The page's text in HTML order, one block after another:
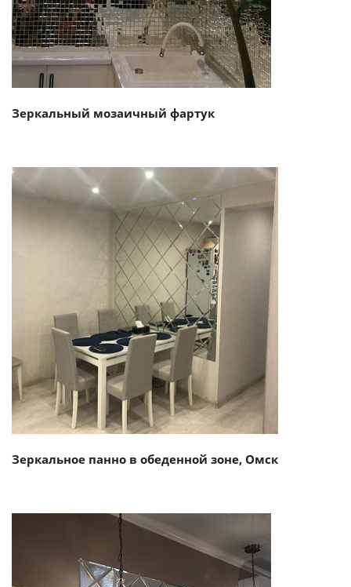
Зеркальный мозаичный фартук
Смотреть проект
Зеркальное панно в обеденной зоне, Омск